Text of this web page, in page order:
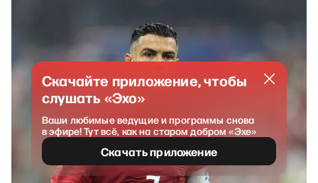
Скачайте приложение, чтобы
слушать «Эхо»
Ваши любимые ведущие и программы снова
в эфире! Тут всё, как на старом добром «Эхе»
Скачать приложение